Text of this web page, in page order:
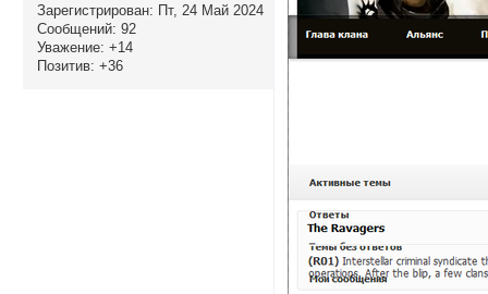
Зарегистрирован: Пт, 24 Май 2024
Сообщений: 92
Уважение: +14
Позитив: +36